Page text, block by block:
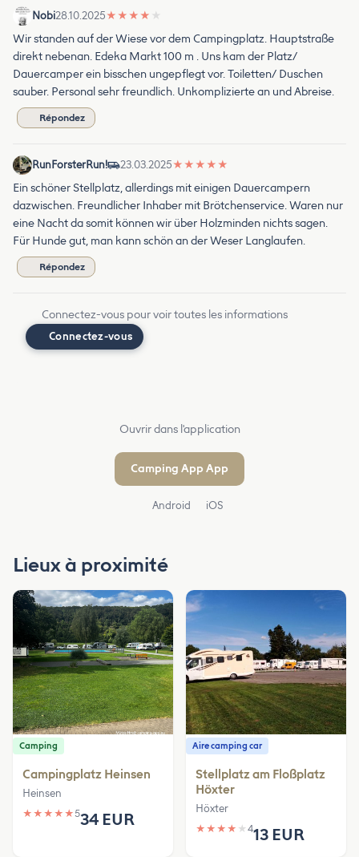
Nobi28.10.2025★ ★ ★ ★ ★
Wir standen auf der Wiese vor dem Campingplatz. Hauptstraße
direkt nebenan. Edeka Markt 100 m . Uns kam der Platz/
Dauercamper ein bisschen ungepflegt vor. Toiletten/ Duschen
sauber. Personal sehr freundlich. Unkomplizierte an und Abreise.
Répondez
RunForsterRun! 23.03.2025★ ★ ★ ★ ★
Ein schöner Stellplatz, allerdings mit einigen Dauercampern
dazwischen. Freundlicher Inhaber mit Brötchenservice. Waren nur
eine Nacht da somit können wir über Holzminden nichts sagen.
Für Hunde gut, man kann schön an der Weser Langlaufen.
Répondez
Connectez-vous pour voir toutes les informations
Connectez-vous
Ouvrir dans l'application
Camping App App
Android iOS
Lieux à proximité
Camping
Campingplatz Heinsen
Heinsen
★ ★ ★ ★ ★534 EUR
Aire camping car
Stellplatz am Floßplatz
Höxter
Höxter
★ ★ ★ ★ ★ 413 EUR